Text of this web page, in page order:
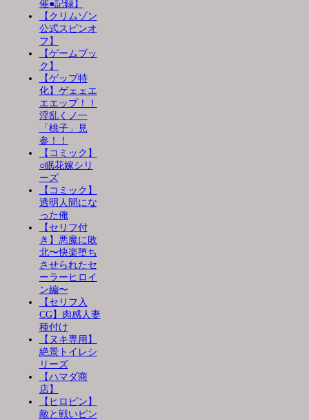
催●記録】
【クリムゾン
公式スピンオ
フ】
【ゲームブッ
ク】
【ゲップ特
化】ゲェェエ
エエップ！！
淫乱くノ一
「桃子」見
参！！
【コミック】
○眠花嫁シリ
ーズ
【コミック】
透明人間にな
った俺
【セリフ付
き】悪魔に敗
北〜快楽堕ち
させられたセ
ーラーヒロイ
ン編〜
【セリフ入
CG】肉感人妻
種付け
【ヌキ専用】
絶景トイレシ
リーズ
【ハマダ商
店】
【ヒロピン】
敵と戦いピン